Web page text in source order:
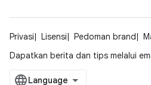
Privasi Lisensi Pedoman brand
Dapatkan berita dan tips melalui